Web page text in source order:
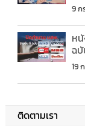
9 ก
ห
ฉ
19
ติดตามเรา